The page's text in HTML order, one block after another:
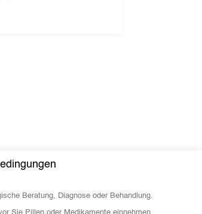
Beratung, Diagnose oder Behandlung.